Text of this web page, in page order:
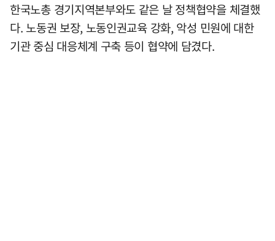
한국노총 경기지역본부와도 같은 날 정책협약을 체결했
다. 노동권 보장, 노동인권교육 강화, 악성 민원에 대한
기관 중심 대응체계 구축 등이 협약에 담겼다.